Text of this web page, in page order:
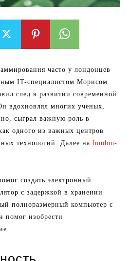
часто у лондонцев
IT-специалистом Морисом
след в развитии современной
вдохновлял многих ученых,
сыграл важную роль в
одного из важных центров
технологий. Далее на london-
создать электронный
с задержкой в хранении
полноразмерный компьютер с
помог изобрести